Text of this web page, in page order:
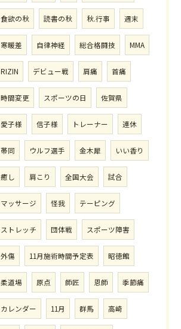
食欲の秋 読書の秋 秋.行事 週末
寒暖差 自律神経 総合格闘技 MMA
RIZIN デビュー戦 肩痛 首痛
時間変更 スポーツの日 佐賀県
愛子様 信子様 トレーナー 連休
帯同 ウルフ選手 金木犀 いい香り
癒し 肩こり 全国大会 試合
マッサージ 怪我 テーピング
ストレッチ 団体戦 スポーツ障害
外傷 11月施術時間予定表 昭徳館
柔道場 原点 師匠 恩師 季節痛
カレンダー 11月 群馬 高崎